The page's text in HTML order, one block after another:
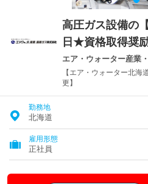
高圧ガス設備の
日★資格取得奨
エア・ウォーター産業
【エア・ウォーター北
更】
勤務地
北海道
雇用形態
正社員